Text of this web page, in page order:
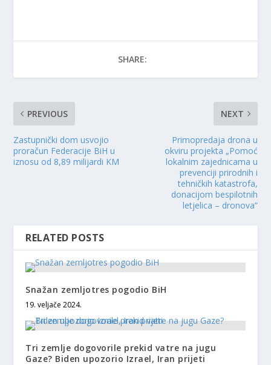
SHARE:
PREVIOUS
Zastupnički dom usvojio
proračun Federacije BiH u
iznosu od 8,89 milijardi KM
NEXT
Primopredaja drona u
okviru projekta „Pomoć
lokalnim zajednicama u
prevenciji prirodnih i
tehničkih katastrofa,
donacijom bespilotnih
letjelica – dronova”
RELATED POSTS
Snažan zemljotres pogodio BiH
19. veljače 2024.
Tri zemlje dogovorile prekid vatre na jugu
Gaze? Biden upozorio Izrael, Iran prijeti